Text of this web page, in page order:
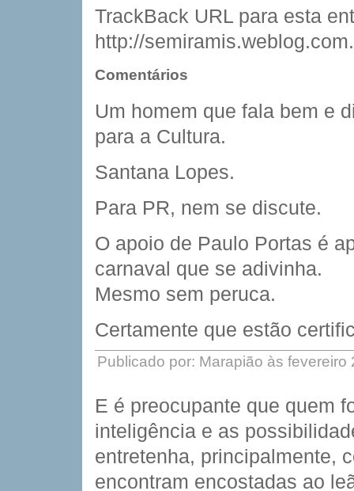
TrackBack URL para esta
http://
Comentários
Um homem que fala bem e
para a Cultura.
Santana Lopes.
Para PR, nem se discute.
O apoio de Paulo Portas é
carnaval que se adivinha.
Mesmo sem peruca.
Certamente que estão
Publicado por: Marapião às fevereiro
E é preocupante que quem
inteligência e as
entretenha, principalmente,
encontram encostadas ao